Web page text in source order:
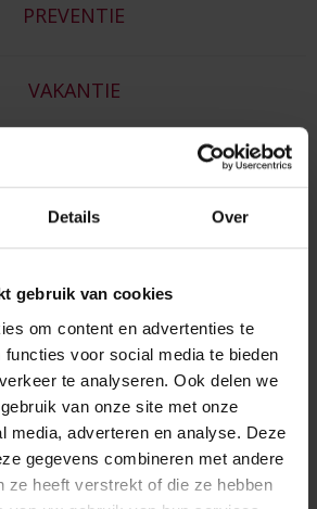
Details Over
gebruik van cookies
om content en advertenties te
functies voor social media te bieden
te analyseren. Ook delen we
van onze site met onze
media, adverteren en analyse. Deze
gegevens combineren met andere
ze heeft verstrekt of die ze hebben
PREVENTIE
VAKANTIE
hulp op Impact Days-